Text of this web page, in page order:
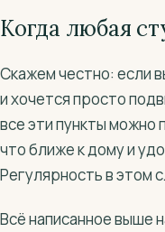
Когда любая
Скажем честно: если
и хочется просто
все эти пункты можно
что ближе к дому и
Регулярность в этом
Всё написанное выше